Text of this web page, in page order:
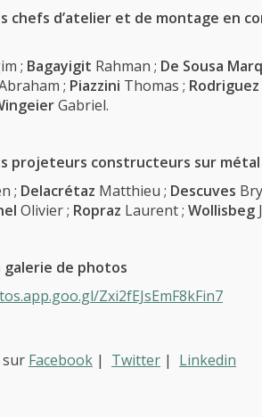
chefs d’atelier et de montage en
; Bagayigit Rahman ; De Sousa
; Piazzini Thomas ; Rodriguez
Gabriel.
projeteurs constructeurs sur métal
; Delacrétaz Matthieu ; Descuves
Olivier ; Ropraz Laurent ; Wollisbeg
galerie de photos
Zxi2fEJsEmF8kFin7
sur Facebook | Twitter | Linkedin